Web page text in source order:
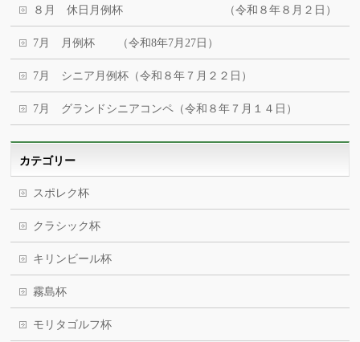
８月 休日月例杯 （令和８年８月２日）
7月 月例杯 （令和8年7月27日）
7月 シニア月例杯（令和８年７月２２日）
7月 グランドシニアコンペ（令和８年７月１４日）
カテゴリー
スポレク杯
クラシック杯
キリンビール杯
霧島杯
モリタゴルフ杯